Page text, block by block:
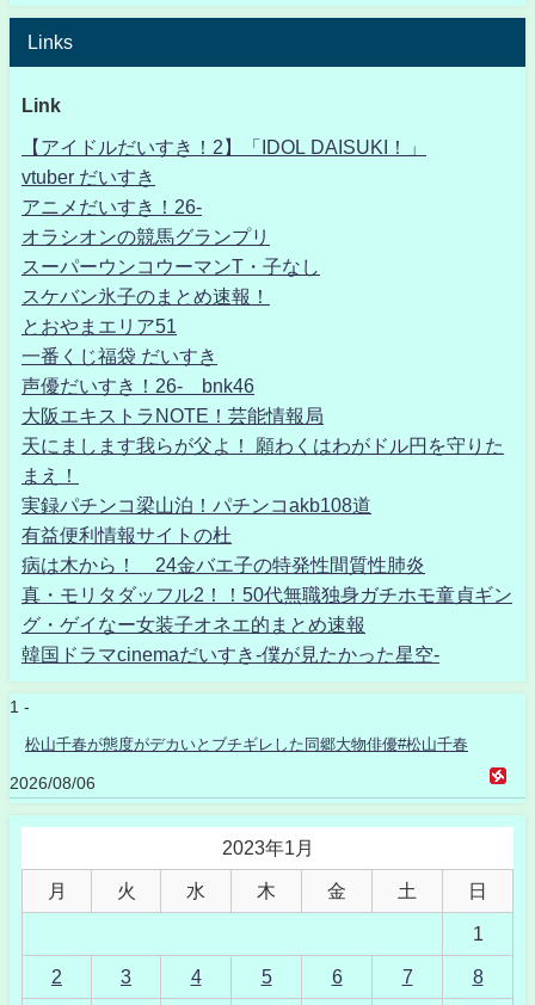
Links
Link
【アイドルだいすき！2】「IDOL DAISUKI！」
vtuber だいすき
アニメだいすき！26-
オラシオンの競馬グランプリ
スーパーウンコウーマンT・子なし
スケバン氷子のまとめ速報！
とおやまエリア51
一番くじ福袋 だいすき
声優だいすき！26- bnk46
大阪エキストラNOTE！芸能情報局
天にまします我らが父よ！ 願わくはわがドル円を守りた
まえ！
実録パチンコ梁山泊！パチンコakb108道
有益便利情報サイトの杜
病は木から！ 24金バエ子の特発性間質性肺炎
真・モリタダッフル2！！50代無職独身ガチホモ童貞ギン
グ・ゲイなー女装子オネエ的まとめ速報
韓国ドラマcinemaだいすき-僕が見たかった星空-
1 -
松山千春が態度がデカいとブチギレした同郷大物俳優#松山千春
2026/08/06
2023年1月
月 火 水 木 金 土 日
1
2 3 4 5 6 7 8